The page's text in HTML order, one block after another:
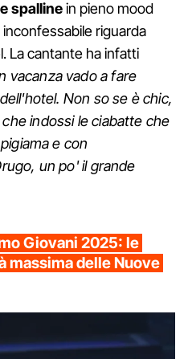
spallinein pieno mood
riguarda
La cantante ha infatti
vacanza vado a fare
Non so se è chic,
indossi le ciabatte che
e con
un po' il grande
Giovani 2025: le
massima delle Nuove